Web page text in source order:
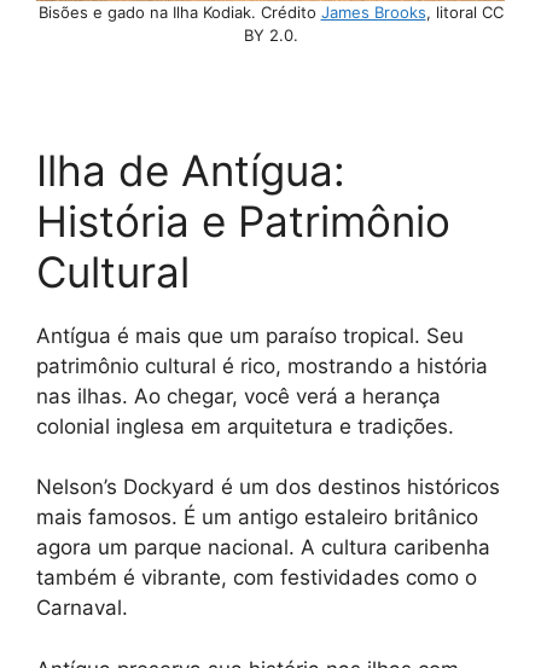
Bisões e gado na Ilha Kodiak. Crédito James Brooks, litoral CC
BY 2.0.
Ilha de Antígua:
História e Patrimônio
Cultural
Antígua é mais que um paraíso tropical. Seu
patrimônio cultural é rico, mostrando a história
nas ilhas. Ao chegar, você verá a herança
colonial inglesa em arquitetura e tradições.
Nelson’s Dockyard é um dos destinos históricos
mais famosos. É um antigo estaleiro britânico
agora um parque nacional. A cultura caribenha
também é vibrante, com festividades como o
Carnaval.